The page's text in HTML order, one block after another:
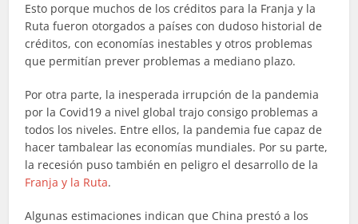
Esto porque muchos de los créditos para la Franja y la
Ruta fueron otorgados a países con dudoso historial de
créditos, con economías inestables y otros problemas
que permitían prever problemas a mediano plazo.
Por otra parte, la inesperada irrupción de la pandemia
por la Covid19 a nivel global trajo consigo problemas a
todos los niveles. Entre ellos, la pandemia fue capaz de
hacer tambalear las economías mundiales. Por su parte,
la recesión puso también en peligro el desarrollo de la
Franja y la Ruta.
Algunas estimaciones indican que China prestó a los